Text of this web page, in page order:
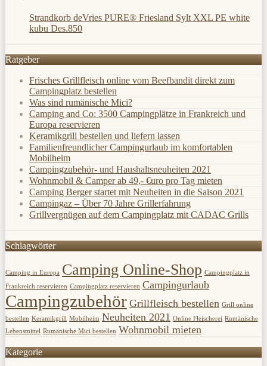
Strandkorb deVries PURE® Friesland Sylt XXL PE white
kubu Des.850
Ratgeber
Frisches Grillfleisch online vom Beefbandit direkt zum
Campingplatz bestellen
Was sind rumänische Mici?
Camping and Co: 3500 Campingplätze in Frankreich und
Europa reservieren
Keramikgrill bestellen und liefern lassen
Familienfreundlicher Campingurlaub im komfortablen
Mobilheim
Campingzubehör- und Haushaltsneuheiten 2021
Wohnmobil & Camper ab 49,- €uro pro Tag mieten
Camping Berger startet mit Neuheiten in die Saison 2021
Campingaz – Über 70 Jahre Grillerfahrung
Grillvergnügen auf dem Campingplatz mit CADAC Grills
Schlagwörter
Camping in Europa Camping Online-Shop Campingplatz in
Frankreich reservieren Campingplatz reservieren Campingurlaub
Campingzubehör Grillfleisch bestellen Grill online
bestellen Keramikgrill Mobilheim Neuheiten 2021 Online Fleischerei Rumänische
Lebensmittel Rumänische Mici bestellen Wohnmobil mieten
Kategorie